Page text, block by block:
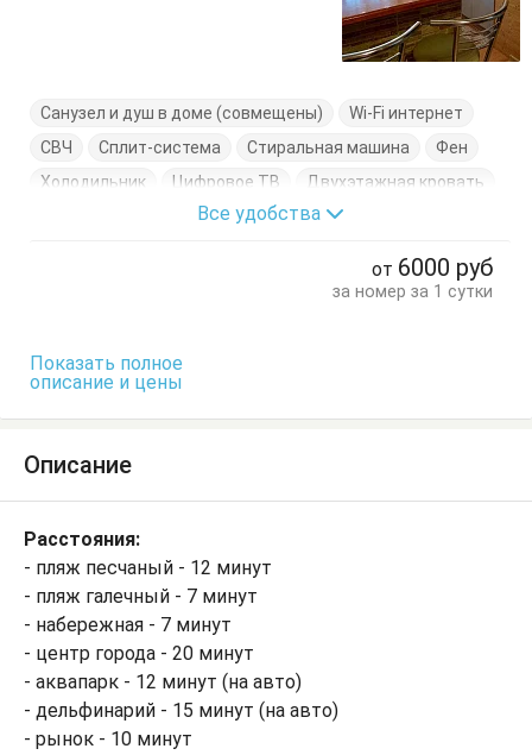
Санузел и душ в доме (совмещены)
Wi-Fi интернет
СВЧ
Сплит-система Стиральная машина
Фен
Холодильник
Цифровое ТВ
Двухэтажная кровать
Журнальный столик
Все удобства
от 6000 руб
за номер за 1 сутки
Показать полное
описание и цены
Описание
Расстояния:
- пляж песчаный - 12 минут
- пляж галечный - 7 минут
- набережная - 7 минут
- центр города - 20 минут
- аквапарк - 12 минут (на авто)
- дельфинарий - 15 минут (на авто)
- рынок - 10 минут